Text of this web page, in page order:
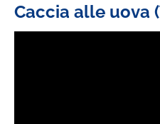
Caccia alle uova